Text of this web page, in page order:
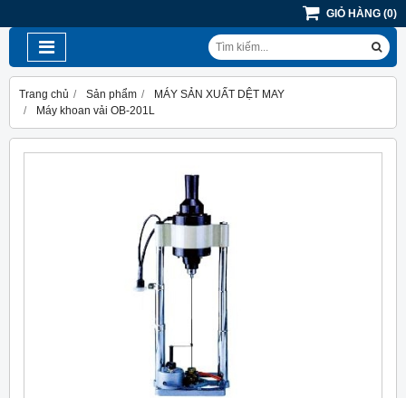
GIỎ HÀNG (0)
Trang chủ Sản phẩm
MÁY SẢN XUẤT DỆT MAY
Máy khoan vải OB-201L